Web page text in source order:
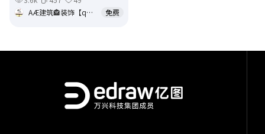
AÆ建筑🏤装饰【qop】
免费